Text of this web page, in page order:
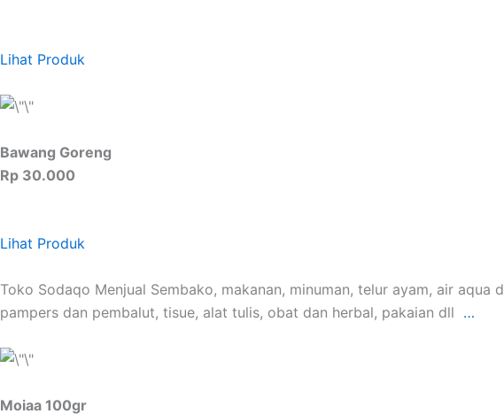
Lihat Produk
Bawang Goreng
Rp 30.000
Lihat Produk
Toko Sodaqo Menjual Sembako, makanan, minuman, telur ayam, air
pampers dan pembalut, tisue, alat tulis, obat dan herbal, pakaian dll …
Moiaa 100gr